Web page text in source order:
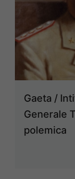
Gaeta /
Generale
polemica